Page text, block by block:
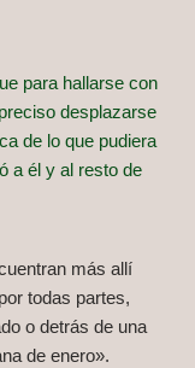
para hallarse con
desplazarse
de lo que pudiera
a él y al resto de
más allí
todas partes,
o detrás de una
de enero».